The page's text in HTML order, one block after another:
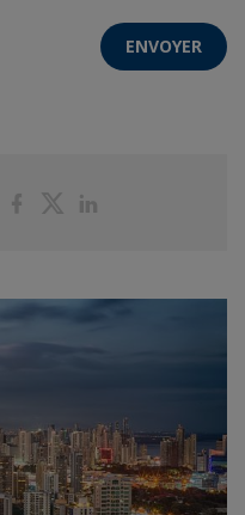
ENVOYER
PartagerPartager